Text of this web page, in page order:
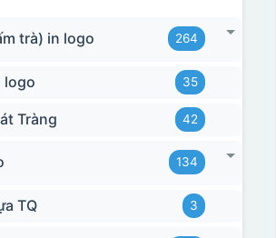
trà) in logo 264
logo 35
Tràng 42
134
TQ 3